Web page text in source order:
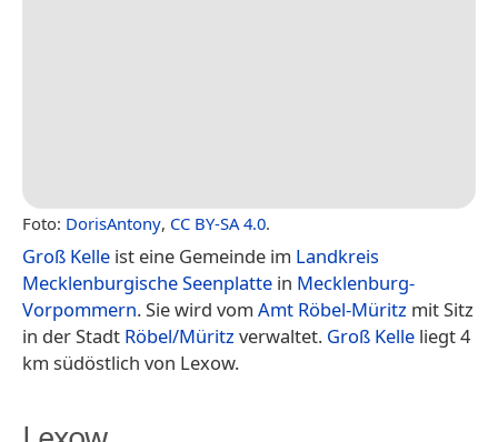
Foto: DorisAntony, CC BY-SA 4.0.
Groß Kelle ist eine Gemeinde im Landkreis
Mecklenburgische Seenplatte in Mecklenburg-
Vorpommern. Sie wird vom Amt Röbel-Müritz mit Sitz
in der Stadt Röbel/Müritzverwaltet. Groß Kelle liegt 4
km südöstlich von Lexow.